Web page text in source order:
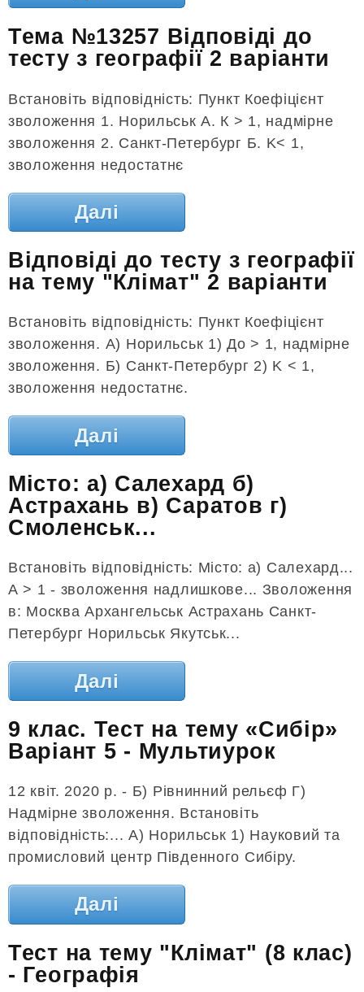
Тема №13257 Відповіді до
тесту з географії 2 варіанти
Встановіть відповідність: Пункт Коефіцієнт
зволоження 1. Норильськ А. К > 1, надмірне
зволоження 2. Санкт-Петербург Б. K< 1,
зволоження недостатнє
Далі
Відповіді до тесту з географії
на тему "Клімат" 2 варіанти
Встановіть відповідність: Пункт Коефіцієнт
зволоження. А) Норильськ 1) До > 1, надмірне
зволоження. Б) Санкт-Петербург 2) K < 1,
зволоження недостатнє.
Далі
Місто: а) Салехард б)
Астрахань в) Саратов г)
Смоленськ...
Встановіть відповідність: Місто: а) Салехард...
А > 1 - зволоження надлишкове... Зволоження
в: Москва Архангельськ Астрахань Санкт-
Петербург Норильськ Якутськ...
Далі
9 клас. Тест на тему «Сибір»
Варіант 5 - Мультиурок
12 квіт. 2020 р. - Б) Рівнинний рельєф Г)
Надмірне зволоження. Встановіть
відповідність:... А) Норильськ 1) Науковий та
промисловий центр Південного Сибіру.
Далі
Тест на тему "Клімат" (8 клас)
- Географія